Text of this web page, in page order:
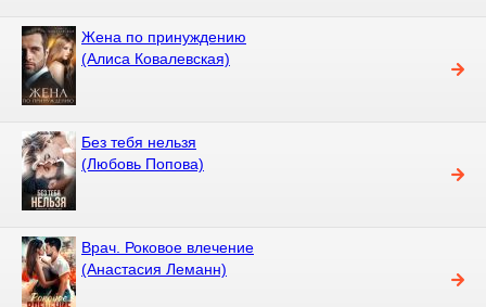
Жена по принуждению
(Алиса Ковалевская)
Без тебя нельзя
(Любовь Попова)
Врач. Роковое влечение
(Анастасия Леманн)